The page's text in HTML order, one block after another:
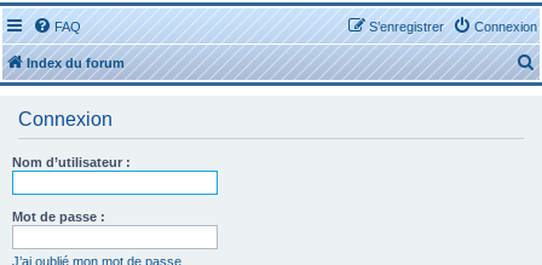
FAQ Connexion
S’enregistrer
Index du forum
e
Connexion
Nom d’utilisateur :
Mot de passe :
J’ai oublié mon mot de passe